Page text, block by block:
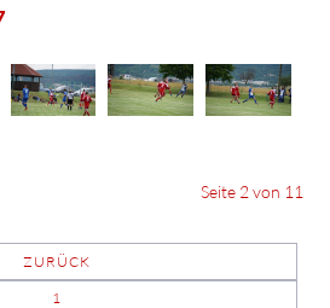
Seite 2 von 11
ZURÜCK
1